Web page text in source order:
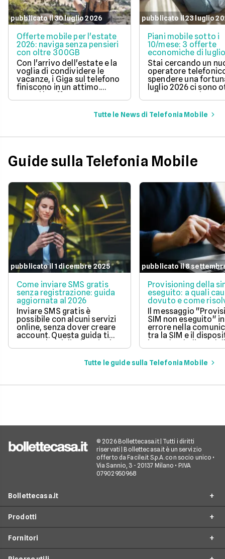
pubblicato il 30 luglio 2026
Offerte mobile per l'estate
2026: naviga senza pensieri
con oltre 300GB
Con l'arrivo dell'estate e la
voglia di condividere le
vacanze, i Giga sul telefono
finiscono in un attimo.
Scopri le offerte
telefoniche di luglio 2026
per navigare veloci in 5G
con tantissimi Giga e
abbonamento.
pubblicato il 23 luglio
Piani mobile sotto i
10/mese: 3 offerte
economiche di
Stai cercando un
operatore
spendere una
luglio 2026 ci sono
offerte sotto i 10
mese che includono
tantissimi Giga e la
connessione 5G.
Tutte le News di Telefonia Mobile
Guide sulla Telefonia Mobile
pubblicato il 1 dicembre 2025
Come inviare SMS gratis
senza registrazione: guida
aggiornata al 2026
Inviare SMS gratis è
possibile con alcuni servizi
online, senza dover creare
account. Questa guida ti
mostra le migliori opzioni
per inviare messaggi senza
pubblicato il 8
Provisioning della
eseguito: a quali
dovuto e come
questo errore
Il messaggio
SIM non eseguito"
errore nella
tra la SIM e il
impedendo l'uso
mobile.
Tutte le guide sulla Telefonia Mobile
© 2026 Bollettecasa.it | Tutti i diritti
riservati | Bollettecasa.it è un servizio
offerto da Facile.it S.p.A. con socio unico •
Via Sannio, 3 - 20137 Milano • P.IVA
07902950968
Bollettecasa.it
Contatti
Servizio clienti
Prodotti
Fornitori